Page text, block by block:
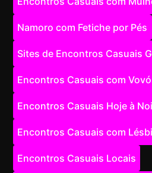
Namoro com Fetiche por Pés
Sites de Encontros Casuais
Encontros Casuais com
Encontros Casuais Hoje à
Encontros Casuais com
Encontros Casuais Locais